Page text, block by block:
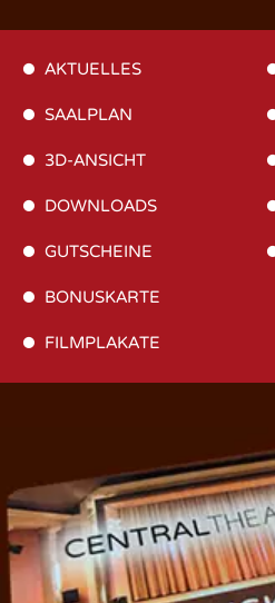
AKTUELLES
SAALPLAN
3D-ANSICHT
DOWNLOADS
GUTSCHEINE
BONUSKARTE
FILMPLAKATE